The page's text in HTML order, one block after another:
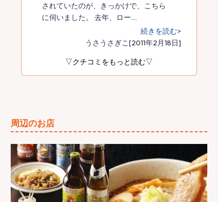
されていたのが、きっかけで、こちら
に伺いました。 去年、ロー…
続きを読む>
うさうさぎこ[2011年2月18日]
▽クチコミをもっと読む▽
周辺のお店